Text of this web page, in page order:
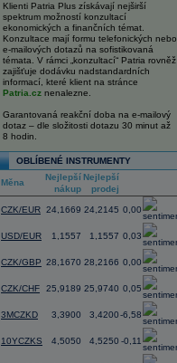
Klienti Patria Plus získávají nejširší
spektrum možností konzultací
ekonomických a finančních témat.
Konzultace mají formu telefonických nebo
e-mailových dotazů na sofistikovaná
témata. V rámci „konzultací“ Patria rovněž
zajišťuje dodávku nadstandardních
informací, které klient na stránce
Patria.cz nenalezne.
Garantovaná reakční doba na e-mailový
dotaz – dle složitosti dotazu 30 minut až
8 hodin.
OBLÍBENÉ INSTRUMENTY
Měna
Nejlepší
nákup
Nejlepší
prodej
CZK/EUR 24,1669 24,2145 0,00
USD/EUR 1,1557 1,1557 0,03
CZK/GBP 28,1670 28,2166 0,00
CZK/CHF 25,9189 25,9740 0,05
3MCZKD 3,3900 3,4200-6,58
10YCZKS 4,5050 4,5250 -0,11